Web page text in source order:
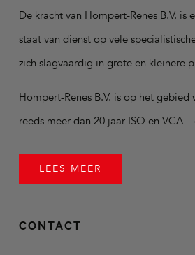
De kracht van Hompert-Renes B.V. is
staat van dienst op vele
zich slagvaardig in grote en kleinere
Hompert-Renes B.V. is op het gebied
reeds meer dan 20 jaar ISO en VCA
LEES MEER
CONTACT